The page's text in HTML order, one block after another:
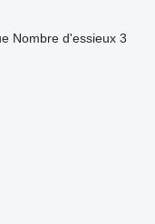
Nombre d'essieux 3